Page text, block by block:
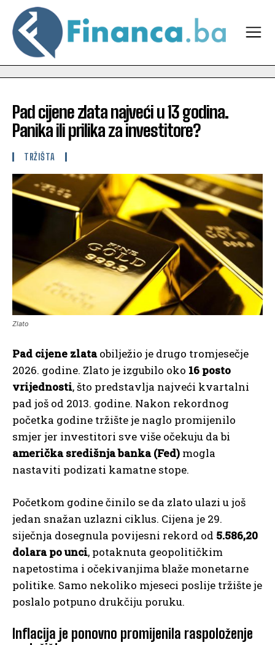
Pad cijene zlata najveći u 13 godina.
Panika ili prilika za investitore?
TRŽIŠTA
Zlato
Pad cijene zlataobilježio je drugo tromjesečje
2026. godine. Zlato je izgubilo oko 16 posto
vrijednosti, što predstavlja najveći kvartalni
pad još od 2013. godine. Nakon rekordnog
početka godine tržište je naglo promijenilo
smjer jer investitori sve više očekuju da bi
američka središnja banka (Fed) mogla
nastaviti podizati kamatne stope.
Početkom godine činilo se da zlato ulazi u još
jedan snažan uzlazni ciklus. Cijena je 29.
siječnja dosegnula povijesni rekord od 5.586,20
dolara po unci, potaknuta geopolitičkim
napetostima i očekivanjima blaže monetarne
politike. Samo nekoliko mjeseci poslije tržište je
poslalo potpuno drukčiju poruku.
Inflacija je ponovno promijenila raspoloženje